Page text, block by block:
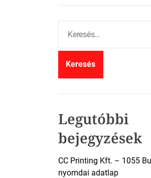
r
Legutóbbi
bejegyzések
CC Printing Kft. – 1055
nyomdai adatlap